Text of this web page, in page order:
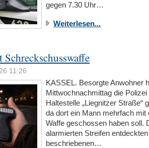
gegen 7.30 Uhr…
Weiterlesen...
11:26
KASSEL. Besorgte Anwohner
Mittwochnachmittag die Polizei
Haltestelle „Liegnitzer Straße“
da dort ein Mann mehrfach mit
Waffe geschossen haben soll.
alarmierten Streifen
beschriebenen…